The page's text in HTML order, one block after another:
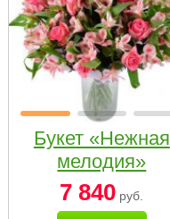
Букет «Нежная
мелодия»
7 840 руб.